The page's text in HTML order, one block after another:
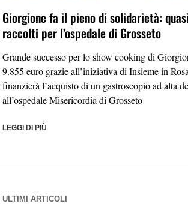
Giorgione fa il pieno di solidarietà:
raccolti per l’ospedale di Grosseto
Grande successo per lo show cooking di
9.855 euro grazie all’iniziativa di Insieme in
finanzierà l’acquisto di un gastroscopio ad alta
all’ospedale Misericordia di Grosseto
LEGGI DI PIÙ
ULTIMI ARTICOLI